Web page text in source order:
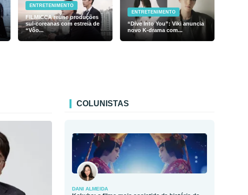
ENTRETENIMENTO
FILMICCA reúne produções
sul-coreanas com estreia de
“Vôo...
ENTRETENIMENTO
“Dive Into You”: Viki anuncia
novo K-drama com...
COLUNISTAS
DANI ALMEIDA